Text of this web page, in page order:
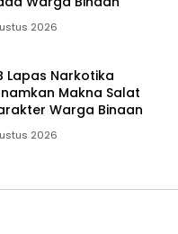
2026
Lapas Narkotika
Makna Salat
Warga Binaan
2026